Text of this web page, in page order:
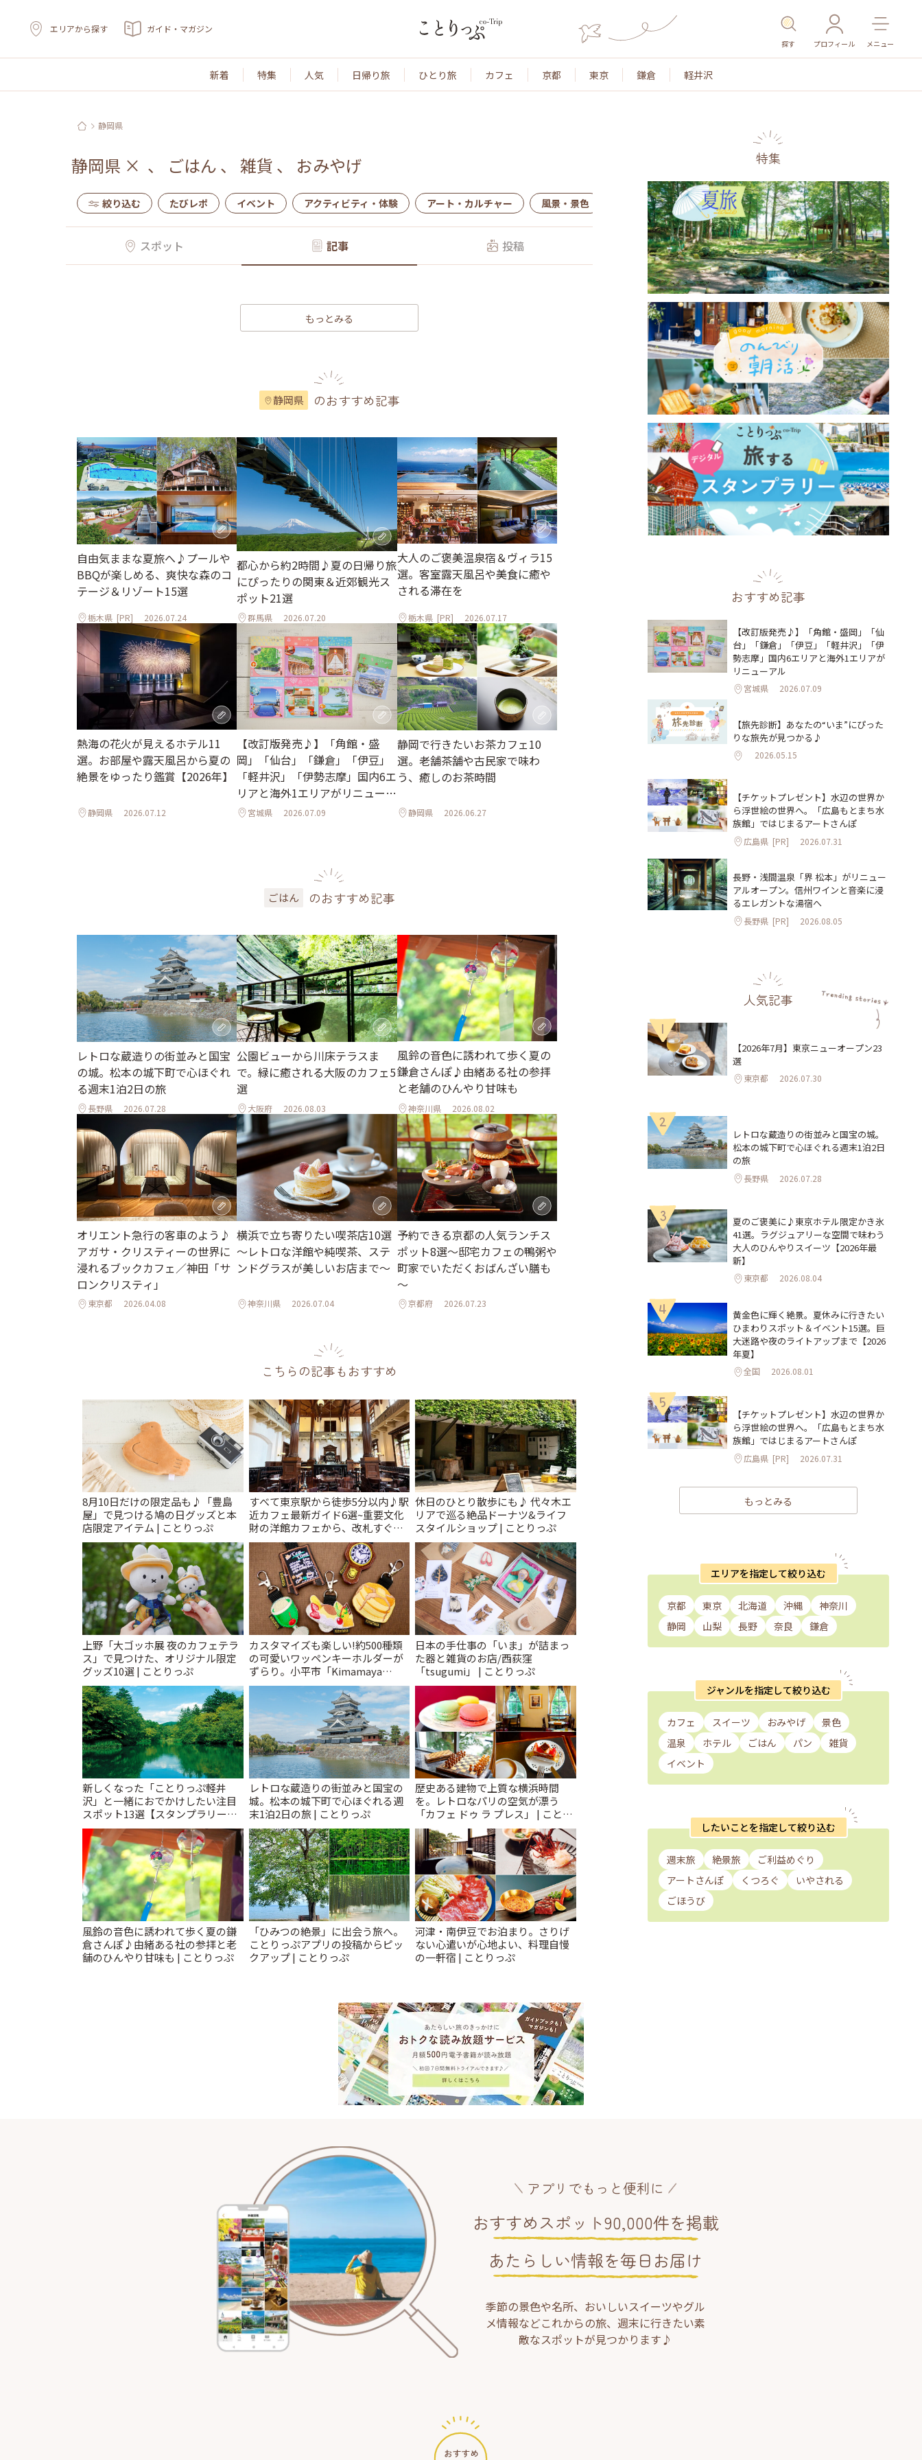
エリアから探す ガイド・マガジン
探す プロフィール メニュー
新着 特集 人気 日帰り旅 ひとり旅 カフェ 京都 東京 鎌倉 軽井沢
静岡県
静岡県 × 、 ごはん 、 雑貨 、 おみやげ
絞り込む たびレポ イベント アクティビティ・体験 アート・カルチャー 風景・景色 名所・旧跡 温泉・スパ その他施設 ごはん
スポット 記事 投稿
もっとみる
静岡県 のおすすめ記事
自由気ままな夏旅へ♪プールや
BBQが楽しめる、爽快な森のコ
テージ＆リゾート15選
栃木県 [PR] 2026.07.24
都心から約2時間♪夏の日帰り旅
にぴったりの関東＆近郊観光ス
ポット21選
群馬県 2026.07.20
大人のご褒美温泉宿＆ヴィラ15
選。客室露天風呂や美食に癒や
される滞在を
栃木県[PR] 2026.07.17
熱海の花火が見えるホテル11
選。お部屋や露天風呂から夏の
絶景をゆったり鑑賞【2026年】
静岡県 2026.07.12
【改訂版発売♪】「角館・盛
岡」「仙台」「鎌倉」「伊豆」
「軽井沢」「伊勢志摩」国内6エ
リアと海外1エリアがリニューア
ル宮城県 2026.07.09
静岡で行きたいお茶カフェ10
選。老舗茶舗や古民家で味わ
う、癒しのお茶時間
静岡県 2026.06.27
ごはん のおすすめ記事
レトロな蔵造りの街並みと国宝
の城。松本の城下町で心ほぐれ
る週末1泊2日の旅
長野県 2026.07.28
公園ビューから川床テラスま
で。緑に癒される大阪のカフェ5
選
大阪府 2026.08.03
風鈴の音色に誘われて歩く夏の
鎌倉さんぽ♪由緒ある社の参拝
と老舗のひんやり甘味も
神奈川県 2026.08.02
オリエント急行の客車のよう♪
アガサ・クリスティーの世界に
浸れるブックカフェ／神田「サ
ロンクリスティ」
東京都 2026.04.08
横浜で立ち寄りたい喫茶店10選
～レトロな洋館や純喫茶、ステ
ンドグラスが美しいお店まで～
神奈川県 2026.07.04
予約できる京都の人気ランチス
ポット8選～邸宅カフェの鴨粥や
町家でいただくおばんざい膳も
～
京都府 2026.07.23
こちらの記事もおすすめ
8月10日だけの限定品も♪「豊島
屋」で見つける鳩の日グッズと本
店限定アイテム | ことりっぷ
すべて東京駅から徒歩5分以内♪駅
近カフェ最新ガイド6選~重要文化
財の洋館カフェから、改札すぐの
レトロ喫茶まで~ | ことりっぷ
休日のひとり散歩にも♪ 代々木エ
リアで巡る絶品ドーナツ&ライフ
スタイルショップ | ことりっぷ
上野「大ゴッホ展 夜のカフェテラ
ス」で見つけた、オリジナル限定
グッズ10選 | ことりっぷ
カスタマイズも楽しい!約500種類
の可愛いワッペンキーホルダーが
ずらり。小平市「Kimamaya
T&K」 | ことりっぷ
日本の手仕事の「いま」が詰まっ
た器と雑貨のお店/西荻窪
「tsugumi」 | ことりっぷ
新しくなった「ことりっぷ軽井
沢」と一緒におでかけしたい注目
スポット13選【スタンプラリー開
催中】 | ことりっぷ
レトロな蔵造りの街並みと国宝の
城。松本の城下町で心ほぐれる週
末1泊2日の旅 | ことりっぷ
歴史ある建物で上質な横浜時間
を。レトロなパリの空気が漂う
「カフェ ドゥ ラ プレス」 | ことり
っぷ
風鈴の音色に誘われて歩く夏の鎌
倉さんぽ♪由緒ある社の参拝と老
舗のひんやり甘味も | ことりっぷ
「ひみつの絶景」に出会う旅へ。
ことりっぷアプリの投稿からピッ
クアップ | ことりっぷ
河津・南伊豆でお泊まり。さりげ
ない心遣いが心地よい、料理自慢
の一軒宿 | ことりっぷ
特集
おすすめ記事
【改訂版発売♪】「角館・盛岡」「仙
台」「鎌倉」「伊豆」「軽井沢」「伊
勢志摩」国内6エリアと海外1エリアが
リニューアル
宮城県 2026.07.09
【旅先診断】あなたの“いま”にぴった
りな旅先が見つかる♪
2026.05.15
【チケットプレゼント】水辺の世界か
ら浮世絵の世界へ。「広島もとまち水
族館」ではじまるアートさんぽ
広島県 [PR] 2026.07.31
長野・浅間温泉「界 松本」がリニュー
アルオープン。信州ワインと音楽に浸
るエレガントな湯宿へ
長野県 [PR] 2026.08.05
人気記事
1
【2026年7月】東京ニューオープン23
選
東京都 2026.07.30
2
レトロな蔵造りの街並みと国宝の城。
松本の城下町で心ほぐれる週末1泊2日
の旅
長野県 2026.07.28
3
夏のご褒美に♪東京ホテル限定かき氷
41選。ラグジュアリーな空間で味わう
大人のひんやりスイーツ【2026年最
新】
東京都 2026.08.04
4
黄金色に輝く絶景。夏休みに行きたい
ひまわりスポット＆イベント15選。巨
大迷路や夜のライトアップまで【2026
年夏】
全国 2026.08.01
5
【チケットプレゼント】水辺の世界か
ら浮世絵の世界へ。「広島もとまち水
族館」ではじまるアートさんぽ
広島県 [PR] 2026.07.31
もっとみる
エリアを指定して絞り込む
京都 東京 北海道 沖縄
神奈川
静岡
山梨 長野 奈良 鎌倉
ジャンルを指定して絞り込む
カフェ スイーツ おみやげ
景色
温泉
ホテル ごはん パン
雑貨
イベント
したいことを指定して絞り込む
週末旅 絶景旅
ご利益めぐり
アートさんぽ
くつろぐ
いやされる
ごほうび
アプリでもっと便利に
おすすめスポット90,000件を掲載
あたらしい情報を毎日お届け
季節の景色や名所、おいしいスイーツやグル
メ情報などこれからの旅、週末に行きたい素
敵なスポットが見つかります♪